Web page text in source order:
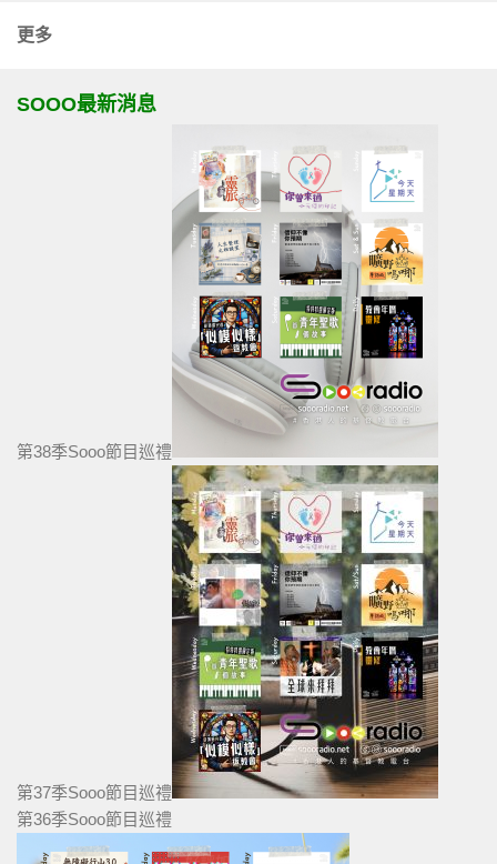
更多
SOOO最新消息
第38季Sooo節目巡禮
第37季Sooo節目巡禮
第36季Sooo節目巡禮